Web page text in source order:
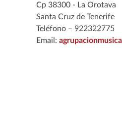
Cp 38300 - La Orotava
Santa Cruz de Tenerife
Teléfono – 922322775
Email: